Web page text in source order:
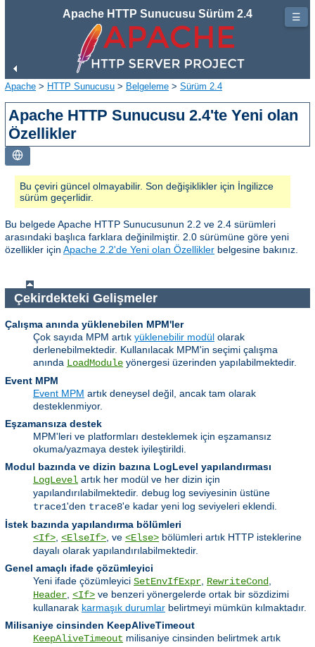
Apache HTTP Sunucusu Sürüm 2.4
Apache > HTTP Sunucusu > Belgeleme > Sürüm 2.4
Apache HTTP Sunucusu 2.4'te Yeni olan
Özellikler
Bu çeviri güncel olmayabilir. Son değişiklikler için İngilizce
sürüm geçerlidir.
Bu belgede Apache HTTP Sunucusunun 2.2 ve 2.4 sürümleri
arasındaki başlıca farklara değinilmiştir. 2.0 sürümüne göre yeni
özellikler için Apache 2.2'de Yeni olan Özellikler belgesine bakınız.
Çekirdekteki Gelişmeler
Çalışma anında yüklenebilen MPM'ler
Çok sayıda MPM artık yüklenebilir modül olarak
derlenebilmektedir. Kullanılacak MPM'in seçimi çalışma
anında LoadModule yönergesi üzerinden yapılabilmektedir.
Event MPM
Event MPM artık deneysel değil, ancak tam olarak
desteklenmiyor.
Eşzamansıza destek
MPM'leri ve platformları desteklemek için eşzamansız
okuma/yazmaya destek iyileştirildi.
Modul bazında ve dizin bazına LogLevel yapılandırması
LogLevel artık her modül ve her dizin için
yapılandırılabilmektedir. debug log seviyesinin üstüne
trace1'den trace8'e kadar yeni log seviyeleri eklendi.
İstek bazında yapılandırma bölümleri
<If> <ElseIf> , ve <Else> bölümleri artık HTTP isteklerine
dayalı olarak yapılandırılabilmektedir.
Genel amaçlı ifade çözümleyici
Yeni ifade çözümleyici SetEnvIfExpr RewriteCond
Header <If> ve benzeri yönergelerde ortak bir sözdizimi
kullanarak karmaşık durumlar belirtmeyi mümkün kılmaktadır.
Milisaniye cinsinden KeepAliveTimeout
KeepAliveTimeout milisaniye cinsinden belirtmek artık
☰